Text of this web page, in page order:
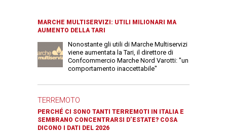
MARCHE MULTISERVIZI: UTILI MILIONARI MA
AUMENTO DELLA TARI
Nonostante gli utili di Marche Multiservizi
viene aumentata la Tari, il direttore di
Confcommercio Marche Nord Varotti: "un
comportamento inaccettabile"
TERREMOTO
PERCHÉ CI SONO TANTI TERREMOTI IN ITALIA E
SEMBRANO CONCENTRARSI D’ESTATE? COSA
DICONO I DATI DEL 2026